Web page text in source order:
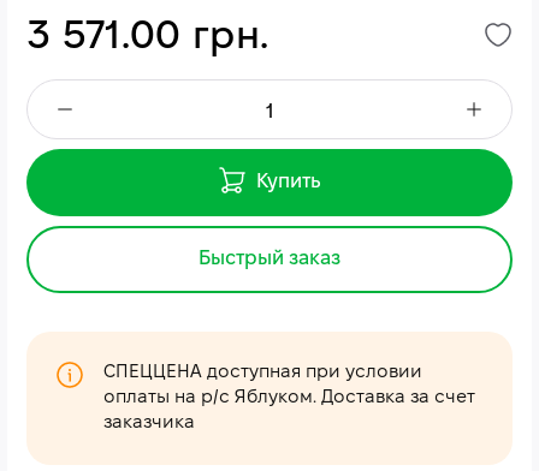
3 571.00 грн.
Купить
Быстрый заказ
СПЕЦЦЕНА доступная при условии
оплаты на р/с Яблуком. Доставка за счет
заказчика